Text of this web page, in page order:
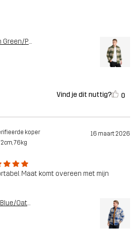
Rosin Green/Peyote
Vind je dit nuttig? 0
koper 16 maart 2026
76kg
Maat komt overeen met mijn
Dark Blue/Oatmeal